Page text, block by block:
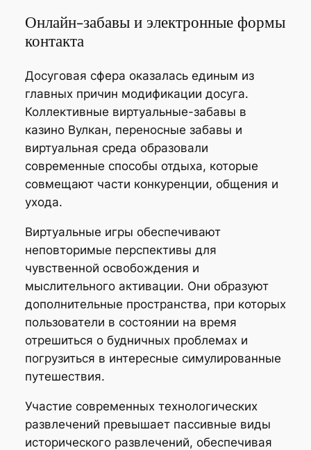
Онлайн-забавы и электронные формы
контакта
Досуговая сфера оказалась единым из
главных причин модификации досуга.
Коллективные виртуальные-забавы в
казино Вулкан, переносные забавы и
виртуальная среда образовали
современные способы отдыха, которые
совмещают части конкуренции, общения и
ухода.
Виртуальные игры обеспечивают
неповторимые перспективы для
чувственной освобождения и
мыслительного активации. Они образуют
дополнительные пространства, при которых
пользователи в состоянии на время
отрешиться о будничных проблемах и
погрузиться в интересные симулированные
путешествия.
Участие современных технологических
развлечений превышает пассивные виды
исторического развлечений, обеспечивая